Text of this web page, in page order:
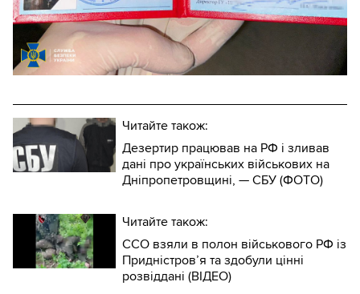
Читайте також:
Дезертир працював на РФ і зливав
дані про українських військових на
Дніпропетровщині, — СБУ (ФОТО)
Читайте також:
ССО взяли в полон військового РФ із
Придністров’я та здобули цінні
розвіддані (ВІДЕО)